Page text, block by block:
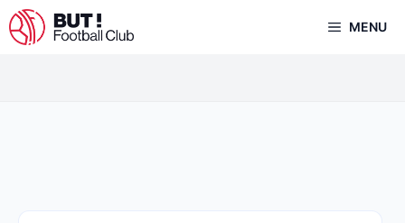
Aller
au
MENU